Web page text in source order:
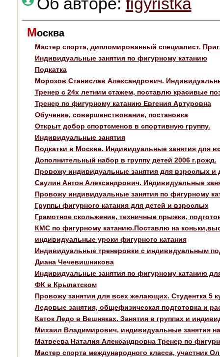
Москва
Мастер спорта, дипломированный специалист.
Индивидуальные занятия по фигурному катанию
Подкатка
Морозов Станислав Александрович.
Тренер с 24х летним стажем, поставлю красивые
Тренер по фигурному катанию Евгения Артуровна
Обучение, совершенствование, постановка
Открыт добор спортсменов в спортивную группу.
Индивидуальные занятия
Подкатки в Москве. Индивидуальные занятия для
Дополнительный набор в группу детей 2006 г.рожд.
Провожу индивидуальные занятия для взрослых и
Саулин Антон Александрович. Индивидуальные
Провожу индивидуальные занятия по фигурному
Группы фигурного катания для детей и взрослых
Грамотное скольжение, техничные прыжки,
КМС по фигурному катанию.Поставлю на
индивидуальные уроки фигурного катания
Индивидуальные тренеровки с индивидуальным
Диана Чечевишникова
Индивидуальные занятия по фигурному катанию
ФК в Крылатском
Провожу занятия для всех желающих. Студентка 5
Ледовые занятия, общефизическая подготовка и
Каток Ледо в Вешняках. Занятия в группах и
Михаил Владимирович, индивидуальные занятия
Матвеева Наталия Александровна Тренер по
Мастер спорта международного класса, участник